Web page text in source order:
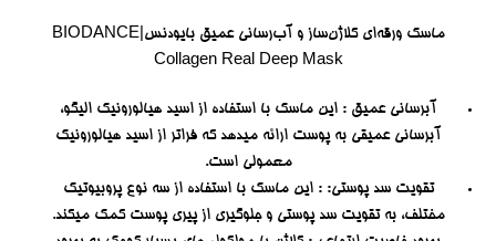
ماسک ورقه‌ای کلاژن‌ساز و آب‌رسانی عمیق بایودنس|BIODANCE
Collagen Real Deep Mask
آبرسانی عمیق : این ماسک با استفاده از اسید هیالورونیک الیگو،
آبرسانی عمیقی به پوست ارائه میدهد که فراتر از اسید هیالورونیک
معمولی است.
تقویت سد پوستی: : این ماسک با استفاده از سه نوع پروبیوتیک
مختلف، به تقویت سد پوستی و جلوگیری از پیری پوست کمک میکند.